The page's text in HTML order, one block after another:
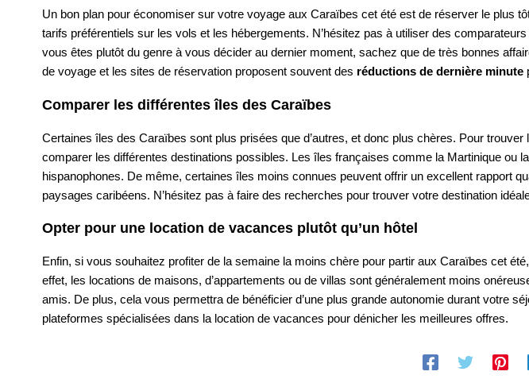
Un bon plan pour économiser sur votre voyage aux Caraïbes cet été est de réserver le plus
tarifs préférentiels sur les vols et les hébergements. N’hésitez pas à utiliser des
vous êtes plutôt du genre à vous décider au dernier moment, sachez que de très bonnes
de voyage et les sites de réservation proposent souvent des réductions de dernière minute
Comparer les différentes îles des Caraïbes
Certaines îles des Caraïbes sont plus prisées que d’autres, et donc plus chères. Pour
comparer les différentes destinations possibles. Les îles françaises comme la Martinique ou
hispanophones. De même, certaines îles moins connues peuvent offrir un excellent rapport
paysages caribéens. N’hésitez pas à faire des recherches pour trouver votre destination
Opter pour une location de vacances plutôt qu’un hôtel
Enfin, si vous souhaitez profiter de la semaine la moins chère pour partir aux Caraïbes cet
effet, les locations de maisons, d’appartements ou de villas sont généralement moins
amis. De plus, cela vous permettra de bénéficier d’une plus grande autonomie durant votre
plateformes spécialisées dans la location de vacances pour dénicher les meilleures offres.